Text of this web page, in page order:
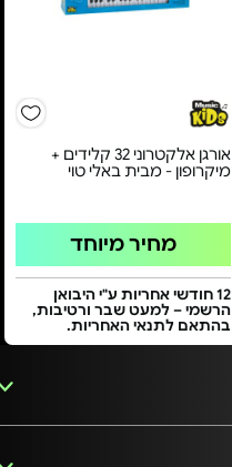
אורגן אלקטרוני 32 קלידים +
מיקרופון - מבית באלי טוי
מחיר מיוחד
12 חודשי אחריות ע"י היבואן
הרשמי – למעט שבר ורטיבות,
בהתאם לתנאי האחריות.